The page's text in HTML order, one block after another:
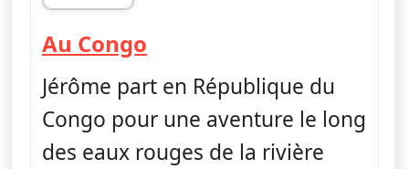
fin 10h52
Au Congo
Jérôme part en République du
Congo pour une aventure le long
des eaux rouges de la rivière